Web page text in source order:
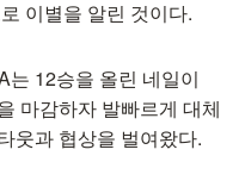
이별을 알린 것이다.
12승을 올린 네일이
마감하자 발빠르게 대체
웃과 협상을 벌여왔다.